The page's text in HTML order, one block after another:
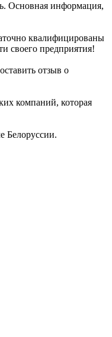
Основная информация,
квалифицированы
своего предприятия!
отзыв о
компаний, которая
Белоруссии.